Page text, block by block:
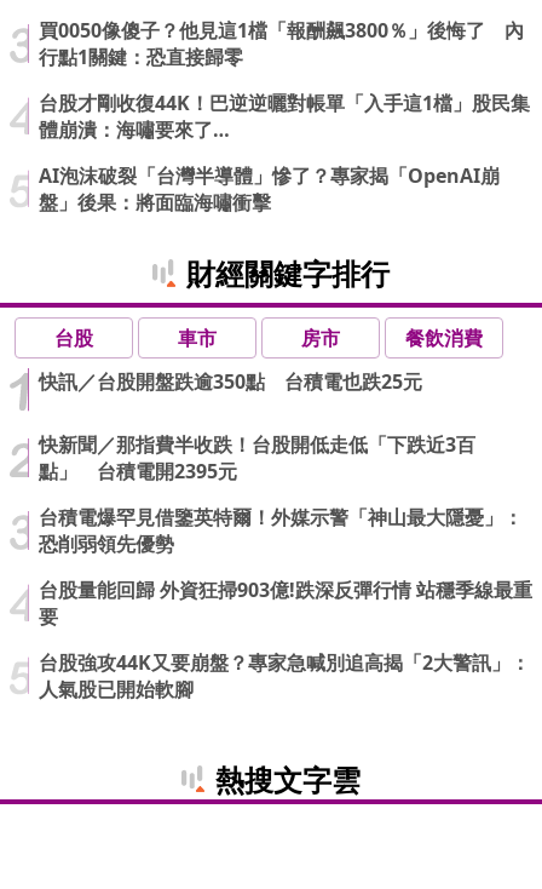
買0050像傻子？他見這1檔「報酬飆3800％」後悔了 內
行點1關鍵：恐直接歸零
台股才剛收復44K！巴逆逆曬對帳單「入手這1檔」股民集
體崩潰：海嘯要來了…
AI泡沫破裂「台灣半導體」慘了？專家揭「OpenAI崩
盤」後果：將面臨海嘯衝擊
財經關鍵字排行
台股 車市 房市
餐飲消費
快訊／台股開盤跌逾350點 台積電也跌25元
快新聞／那指費半收跌！台股開低走低「下跌近3百
點」 台積電開2395元
台積電爆罕見借鑒英特爾！外媒示警「神山最大隱憂」：
恐削弱領先優勢
台股量能回歸 外資狂掃903億!跌深反彈行情 站穩季線最重
要
台股強攻44K又要崩盤？專家急喊別追高揭「2大警訊」：
人氣股已開始軟腳
熱搜文字雲